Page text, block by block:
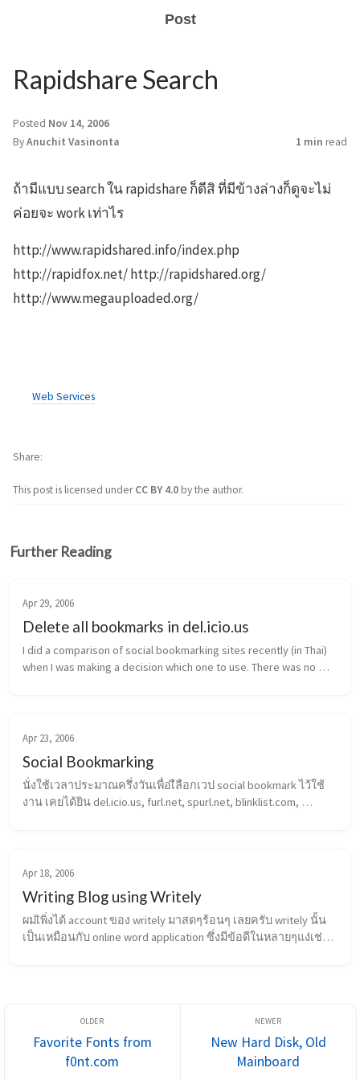
Post
Rapidshare Search
Posted Nov 14, 2006
ByAnuchit Vasinonta 1 min read
ถ้ามีแบบ search ใน rapidshare ก็ดีสิ ที่มีข้างล่างก็ดูจะไม่
ค่อยจะ work เท่าไร
http://www.rapidshared.info/index.php
http://rapidfox.net/ http://rapidshared.org/
http://www.megauploaded.org/
Web Services
This post is licensed underCC BY 4.0by the author.
Share
Further Reading
Apr 29, 2006
Delete all bookmarks in del.icio.us
I did a comparison of social bookmarking sites recently (in Thai)
when I was making a decision which one to use. There was no
Apr 23, 2006
Social Bookmarking
นั่งใช้เวลาประมาณครึ่งวันเพื่อเืลือกเวป social bookmark ไว้ใช้
งาน เคยได้ยิน del.icio.us, furl.net, spurl.net, blinklist.com,
Apr 18, 2006
Writing Blog using Writely
ผมเิพิ่งได้ account ของ writely มาสดๆร้อนๆ เลยครับ writely นั้น
เป็นเหมือนกับ online word application ซึ่งมีข้อดีในหลายๆแง่เช่น
Favorite Fonts from
f0nt.com
New Hard Disk, Old
Mainboard